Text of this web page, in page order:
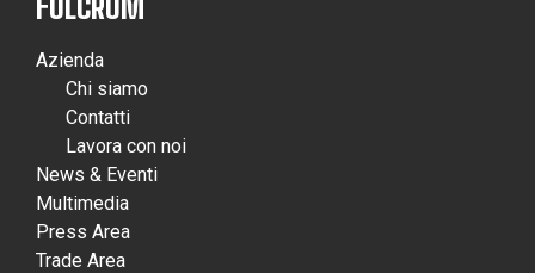
FULCRUM
Azienda
Chi siamo
Contatti
Lavora con noi
News & Eventi
Multimedia
Press Area
Trade Area